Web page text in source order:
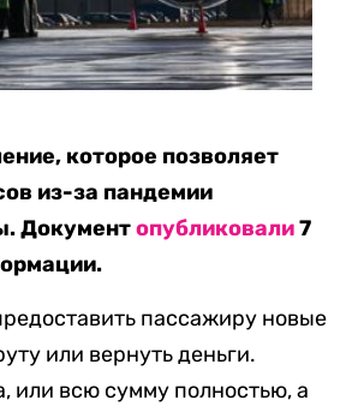
которое позволяет
из-за пандемии
Документопубликовали7
пассажиру новые
или вернуть деньги.
или всю сумму полностью, а